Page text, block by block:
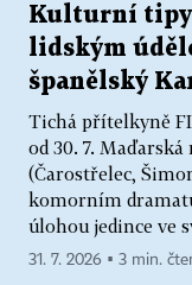
Kulturní
lidským
španělský
Tichá přítelkyně
od 30. 7.
(Čarostřelec,
komorním
úlohou jedince ve
31. 7. 2026 ▪ 3 min.